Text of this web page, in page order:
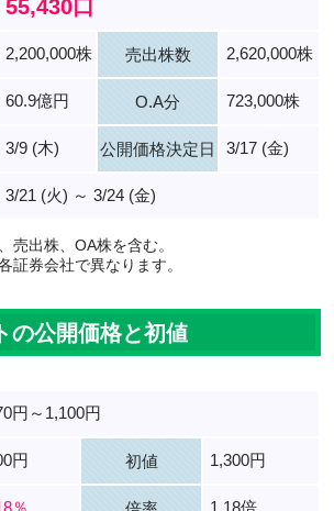
55,430口
2,200,000株 売出株数 2,620,000株
60.9億円 O.A分 723,000株
3/9 (木) 公開価格決定日 3/17 (金)
3/21 (火) ～ 3/24 (金)
売出株、OA株を含む。
証券会社で異なります。
の公開価格と初値
円～1,100円
円 初値 1,300円
％ 1.18倍